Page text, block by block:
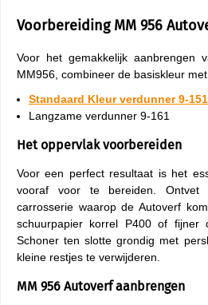
Voorbereiding MM 956
Voor het gemakkelijk aanbrengen
MM956, combineer de basiskleur
Standaard Kleur verdunner 9-151
Langzame verdunner 9-161
Het oppervlak voorbereiden
Voor een perfect resultaat is het
vooraf voor te bereiden.
carrosserie waarop de Autoverf
schuurpapier korrel P400 of fijner
Schoner ten slotte grondig met
kleine restjes te verwijderen.
MM 956 Autoverf aanbrengen